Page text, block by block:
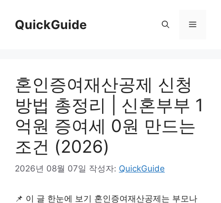
QuickGuide 메
혼인증여재산공제 신청
방법 총정리 | 신혼부부 1
억원 증여세 0원 만드는
조건 (2026)
2026년 08월 07일 작성자: QuickGuide
📌 이 글 한눈에 보기 혼인증여재산공제는 부모나